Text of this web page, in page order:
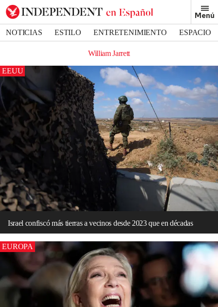
Menú
NOTICIAS ESTILO ENTRETENIMIENTO
ESPACIO
William Jarrett
EEUU
Israel confiscó más tierras a vecinos desde 2023 que en décadas
EUROPA